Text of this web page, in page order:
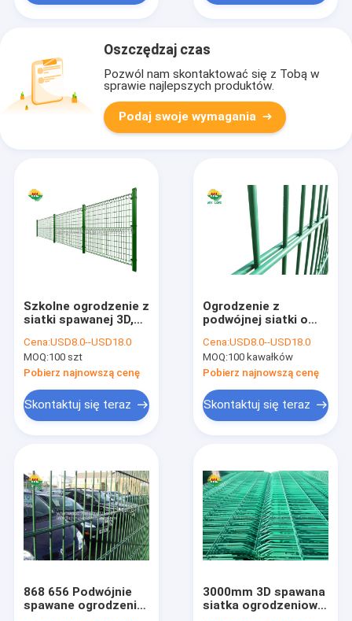
Oszczędzaj czas
Pozwól nam skontaktować się z Tobą w
sprawie najlepszych produktów.
Podaj swoje wymagania
Szkolne ogrodzenie z
siatki spawanej 3D,
wymiarach 55 x 100
mm
Cena:USD8.0--USD18.0
MOQ:100 szt
Pobierz najnowszą cenę
Skontaktuj się teraz
Ogrodzenie z
podwójnej siatki o
mm, panel
ogrodzeniowy
ocynkowany ogniowo
o wymiarach 1,23 x
2,5 m
Cena:USD8.0--USD18.0
MOQ:100 kawałków
Pobierz najnowszą cenę
Skontaktuj się teraz
868 656 Podwójnie
spawane ogrodzenie
3000mm 3D spawana
siatka ogrodzeniowa